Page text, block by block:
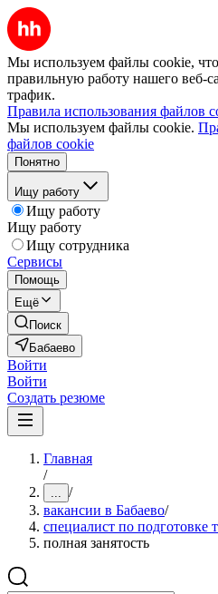
Мы используем файлы cookie,
правильную работу нашего веб-
трафик.
Правила использования файлов
Мы используем файлы cookie.
файлов cookie
Понятно
Ищу работу
Ищу работу
Ищу работу
Ищу сотрудника
Сервисы
Помощь
Ещё
Поиск
Бабаево
Войти
Войти
Создать резюме
Главная
/
... /
вакансии в Бабаево/
специалист по подготовке
полная занятость